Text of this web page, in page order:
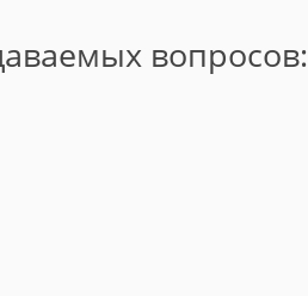
вопросов: